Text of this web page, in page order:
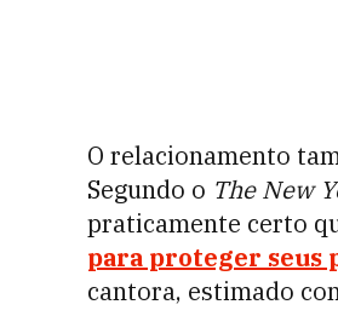
O relacionamento
Segundo o The New
praticamente certo
para proteger seus
cantora, estimado